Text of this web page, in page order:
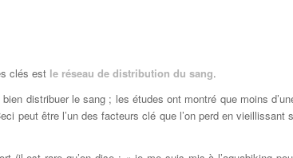
clés est le réseau de distribution du sang.
distribuer le sang ; les études ont montré que moins
peut être l’un des facteurs clé que l’on perd en vieillissant